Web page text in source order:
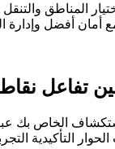
المناطق والتنقل
أفضل وإدارة
تفاعل نقاط
الخاص
التأكيدية